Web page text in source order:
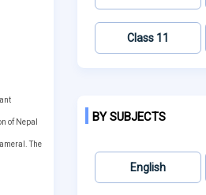
of Nepal
The
Class 11
BY SUBJECTS
English